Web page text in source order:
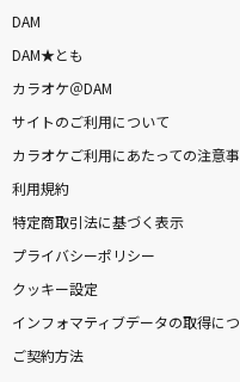
Anarchy
Official髭男dism
藍
吉田仁人
ヴァンパイア
DAM
DAM★とも
カラオケ＠DAM
サイトのご利用について
カラオケご利用にあたっての注意
利用規約
特定商取引法に基づく表示
プライバシーポリシー
クッキー設定
インフォマティブデータの取得に
ご契約方法